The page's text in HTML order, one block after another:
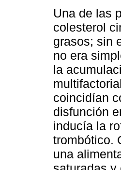
Una de las
colesterol
grasos; sin
no era
la
coincidían
disfunción
inducía la
trombótico.
una